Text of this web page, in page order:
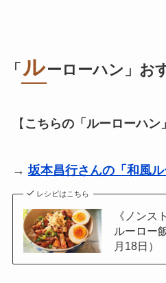
「 ルーローハン 」お
【 こちらの「 ルーローハン
→坂本昌行さんの「和風ル
レシピはこちら
《ノンス
ルーロー
月18日）